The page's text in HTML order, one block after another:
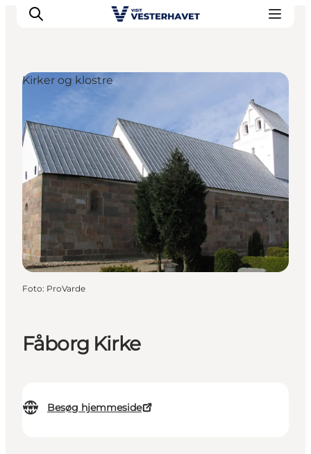
Det sker
Oplevelser
Vores Byer
Mad & Overnatning
Køb billet
Planlæg din ferie
Fåborg Kirke
Besøg hjemmeside
Kirker og klostre
Foto: ProVarde